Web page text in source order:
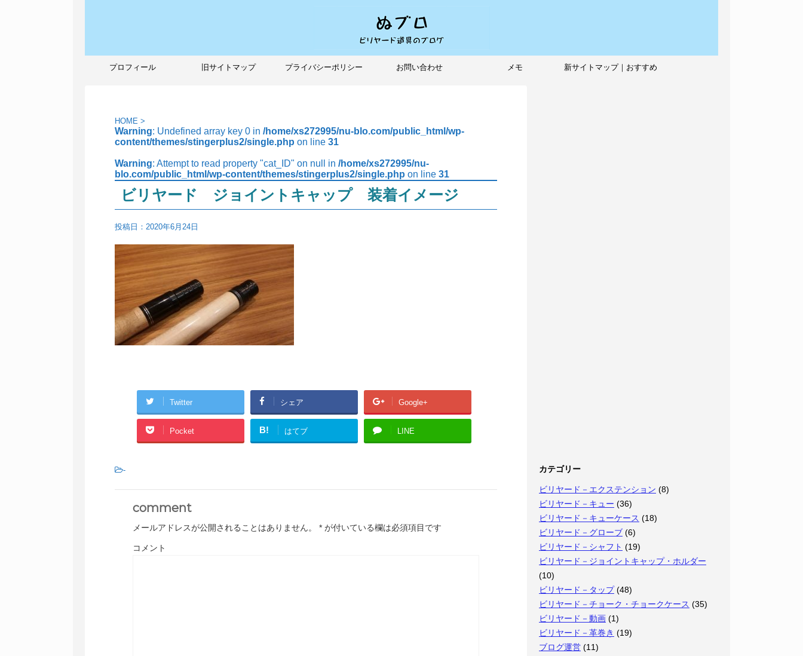
プロフィール 旧サイトマップ プライバシーポリシー お問い合わせ メモ 新サイトマップ｜おすすめ
HOME >
Warning: Undefined array key 0 in /home/xs272995/nu-blo.com/public_html/wp-
content/themes/stingerplus2/single.php on line 31
Warning: Attempt to read property "cat_ID" on null in /home/xs272995/nu-
blo.com/public_html/wp-content/themes/stingerplus2/single.php on line 31
ビリヤード ジョイントキャップ 装着イメージ
投稿日： 2020年6月24日
Twitter シェア Google+
Pocket B! はてブ LINE
-
comment
メールアドレスが公開されることはありません。 * が付いている欄は必須項目です
コメント
カテゴリー
ビリヤード－エクステンション (8)
ビリヤード－キュー (36)
ビリヤード－キューケース (18)
ビリヤード－グローブ (6)
ビリヤード－シャフト (19)
ビリヤード－ジョイントキャップ・ホルダー
(10)
ビリヤード－タップ(48)
ビリヤード－チョーク・チョークケース (35)
ビリヤード－動画 (1)
ビリヤード－革巻き (19)
ブログ運営 (11)